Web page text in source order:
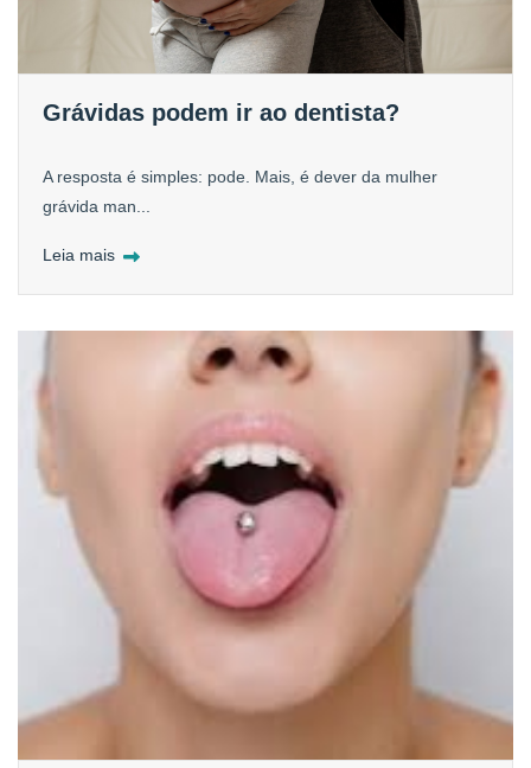
Grávidas podem ir ao dentista?
A resposta é simples: pode. Mais, é dever da mulher
grávida man...
Leia mais